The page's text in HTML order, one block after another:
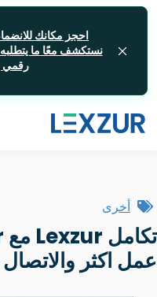
نستكشف معًا ما يتطلبه
رقمي
أخرى
عمل اكثر